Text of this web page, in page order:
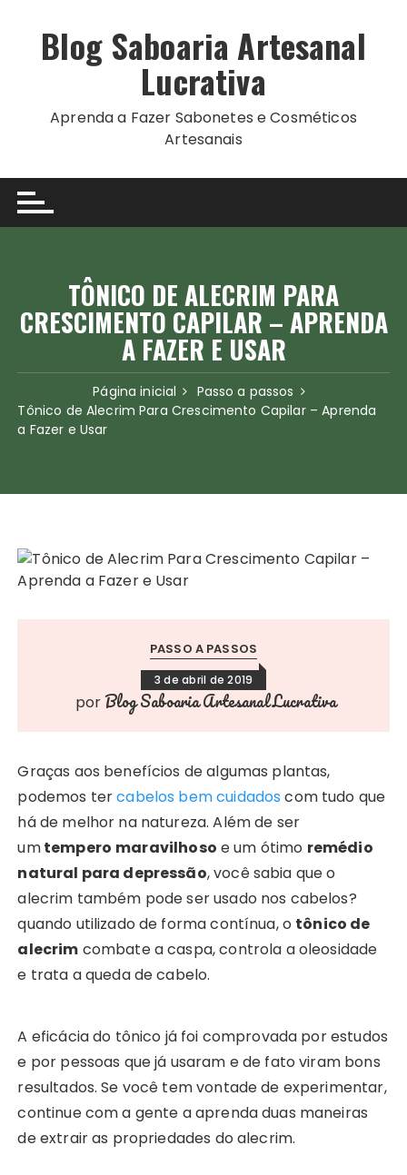
Blog Saboaria Artesanal
Lucrativa
Aprenda a Fazer Sabonetes e Cosméticos
Artesanais
TÔNICO DE ALECRIM PARA
CRESCIMENTO CAPILAR – APRENDA
A FAZER E USAR
Página inicial
Passo a passos
Tônico de Alecrim Para Crescimento Capilar – Aprenda
a Fazer e Usar
PASSO A PASSOS
3 de abril de 2019
por Blog Saboaria Artesanal Lucrativa
Graças aos benefícios de algumas plantas,
podemos tercabelos bem cuidados com tudo que
há de melhor na natureza. Além de ser
umtempero maravilhoso e um ótimo remédio
natural para depressão, você sabia que o
alecrim também pode ser usado nos cabelos?
quando utilizado de forma contínua, o tônico de
alecrim combate a caspa, controla a oleosidade
e trata a queda de cabelo.
A eficácia do tônico já foi comprovada por estudos
e por pessoas que já usaram e de fato viram bons
resultados. Se você tem vontade de experimentar,
continue com a gente a aprenda duas maneiras
de extrair as propriedades do alecrim.